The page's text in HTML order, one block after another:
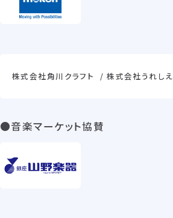
株式会社角川クラフト 株式会社うれしえ
●音楽マーケット協賛